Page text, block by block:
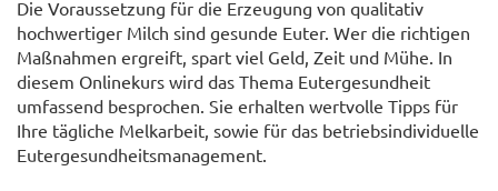
Die Voraussetzung für die Erzeugung von qualitativ
hochwertiger Milch sind gesunde Euter. Wer die richtigen
Maßnahmen ergreift, spart viel Geld, Zeit und Mühe. In
diesem Onlinekurs wird das Thema Eutergesundheit
umfassend besprochen. Sie erhalten wertvolle Tipps für
Ihre tägliche Melkarbeit, sowie für das betriebsindividuelle
Eutergesundheitsmanagement.